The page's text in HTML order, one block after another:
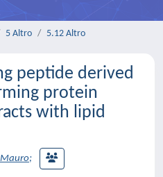
5 Altro 5.12 Altro
peptide derived
protein
with lipid
Mauro;